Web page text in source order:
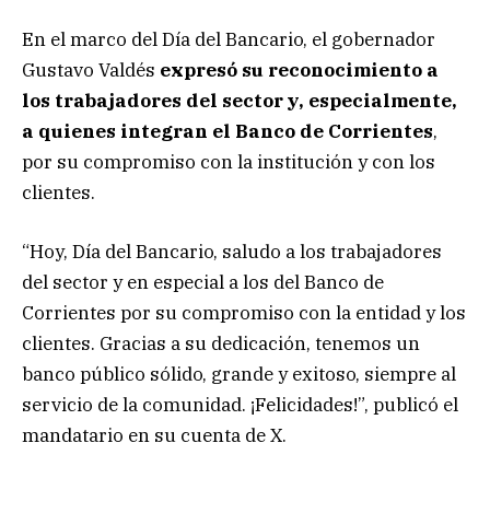
En el marco del Día del Bancario, el gobernador
Gustavo Valdés expresó su reconocimiento a
los trabajadores del sector y, especialmente,
a quienes integran el Banco de Corrientes,
por su compromiso con la institución y con los
clientes.
“Hoy, Día del Bancario, saludo a los trabajadores
del sector y en especial a los del Banco de
Corrientes por su compromiso con la entidad y los
clientes. Gracias a su dedicación, tenemos un
banco público sólido, grande y exitoso, siempre al
servicio de la comunidad. ¡Felicidades!”, publicó el
mandatario en su cuenta de X.